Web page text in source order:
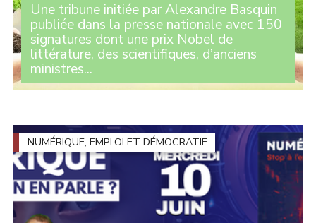
Une tribune initiée par Alexandre Basquin
publiée dans la presse nationale avec 150
signatures dont une prix Nobel de
littérature, des scientifiques, d’anciens
ministres...
Initiée par le sénateur Alexandre Basquin, la tribune
l’intelligence artificielle générative voulu par (...)
NUMÉRIQUE, EMPLOI ET DÉMOCRATIE